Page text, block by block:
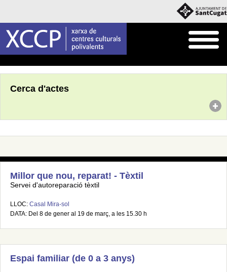
Cerca d'actes
Millor que nou, reparat! - Tèxtil
Servei d'autoreparació tèxtil
LLOC: Casal Mira-sol
DATA: Del 8 de gener al 19 de març, a les 15.30 h
Espai familiar (de 0 a 3 anys)